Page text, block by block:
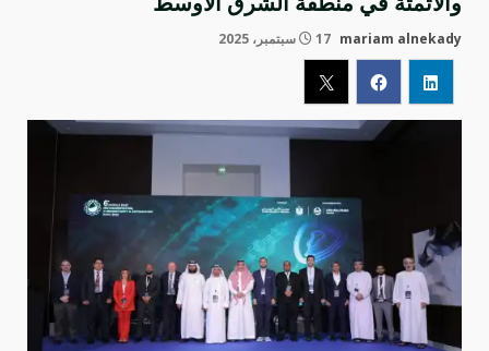
mariam alnekady 17 سبتمبر، 2025